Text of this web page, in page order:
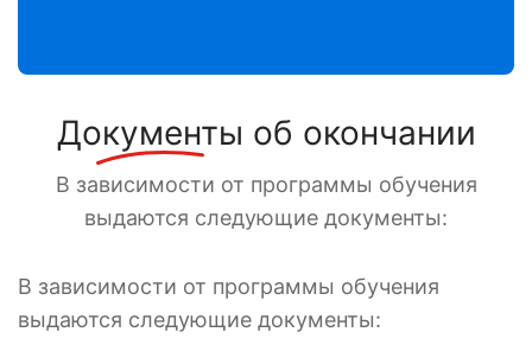
Документы об окончании
В зависимости от программы обучения
выдаются следующие документы:
В зависимости от программы обучения
выдаются следующие документы: